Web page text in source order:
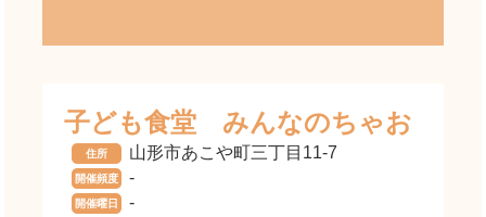
子ども食堂 みんなのちゃお
住所 山形市あこや町三丁目11-7
開催頻度 -
開催曜日 -